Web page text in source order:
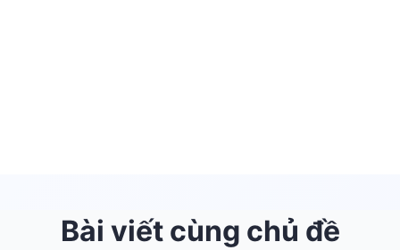
Bài viết cùng chủ đề